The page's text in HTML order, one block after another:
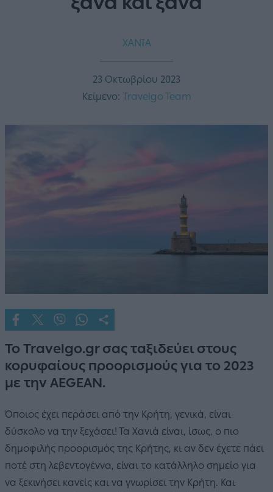
ΧΑΝΙΑ
23 Οκτωβρίου 2023
Κείμενο: Travelgo Team
Το Travelgo.gr σας ταξιδεύει στους
κορυφαίους προορισμούς για το 2023
με την AEGEAN.
Όποιος έχει περάσει από την Κρήτη, γενικά, είναι
δύσκολο να την ξεχάσει! Τα Χανιά είναι, ίσως, ο πιο
δημοφιλής προορισμός της Κρήτης, κι αν δεν έχετε πάει
ποτέ στη λεβεντογέννα, είναι το κατάλληλο σημείο για
να ξεκινήσει κανείς και να γνωρίσει την Κρήτη. Και